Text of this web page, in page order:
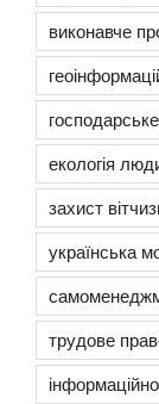
виконавче
екологія
захист
українська
трудове